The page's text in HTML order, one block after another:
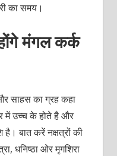
का समय।
मंगल कर्क
साहस का ग्रह कहा
में उच्च के होते है और
है। बात करें नक्षत्रों की
धनिष्ठा ओर मृगशिरा